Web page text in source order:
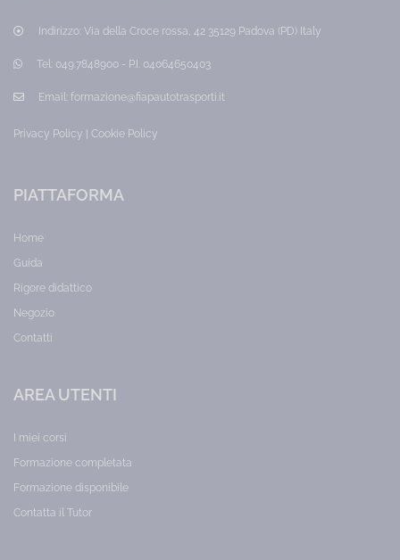
Categoria:
Prezzo:
€
tipo
origine.
Data
20,00
Indirizzo: Via della Croce rossa, 42 35129 Padova (PD) Italy
Tel: 049.7848900 - P.I. 04064650403
Email: formazione@fiapautotrasporti.it
Privacy Policy Cookie Policy
PIATTAFORMA
Home
Guida
Rigore didattico
Negozio
Contatti
AREA UTENTI
I miei corsi
Formazione completata
Formazione disponibile
Contatta il Tutor